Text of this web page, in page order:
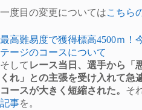
一度目の変更についてはこちら
最高難易度で獲得標高4500ｍ！
テージのコースについて
そして レース当日、選手から「
くれ」との主張を受け入れて急
コースが大きく短縮された。 そ
記事を。